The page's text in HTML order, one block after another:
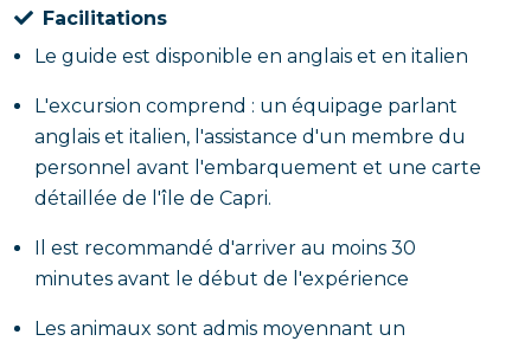
Facilitations
Le guide est disponible en anglais et en italien
L'excursion comprend : un équipage parlant
anglais et italien, l'assistance d'un membre du
personnel avant l'embarquement et une carte
détaillée de l'île de Capri.
Il est recommandé d'arriver au moins 30
minutes avant le début de l'expérience
Les animaux sont admis moyennant un